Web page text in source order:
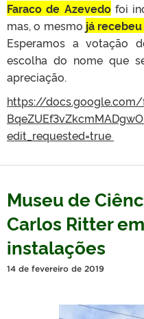
Faraco de Azevedofoi
mas, o mesmo já
Esperamos a votação
escolha do nome que
apreciação.
https://
edit_requested=true
Museu de
Carlos Ritter
instalações
14 de fevereiro de 2019